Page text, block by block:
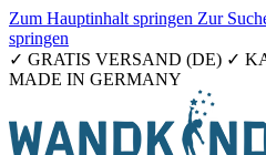
Zum Hauptinhalt springen Zur
springen
✓ GRATIS VERSAND (DE) ✓
MADE IN GERMANY